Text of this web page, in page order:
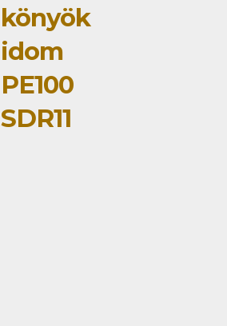
könyök
idom
PE100
SDR11